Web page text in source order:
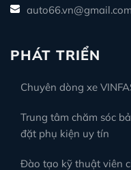
auto66.vn@gmail.com
PHÁT TRIỂN
Chuyên dòng xe
Trung tâm chăm sóc
đặt phụ kiện uy tín
Đào tạo kỹ thuật viên